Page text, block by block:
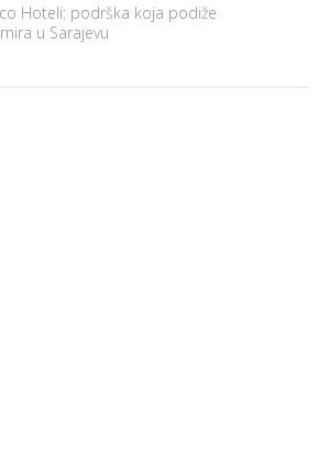
Hoteli: podrška koja podiže
u Sarajevu